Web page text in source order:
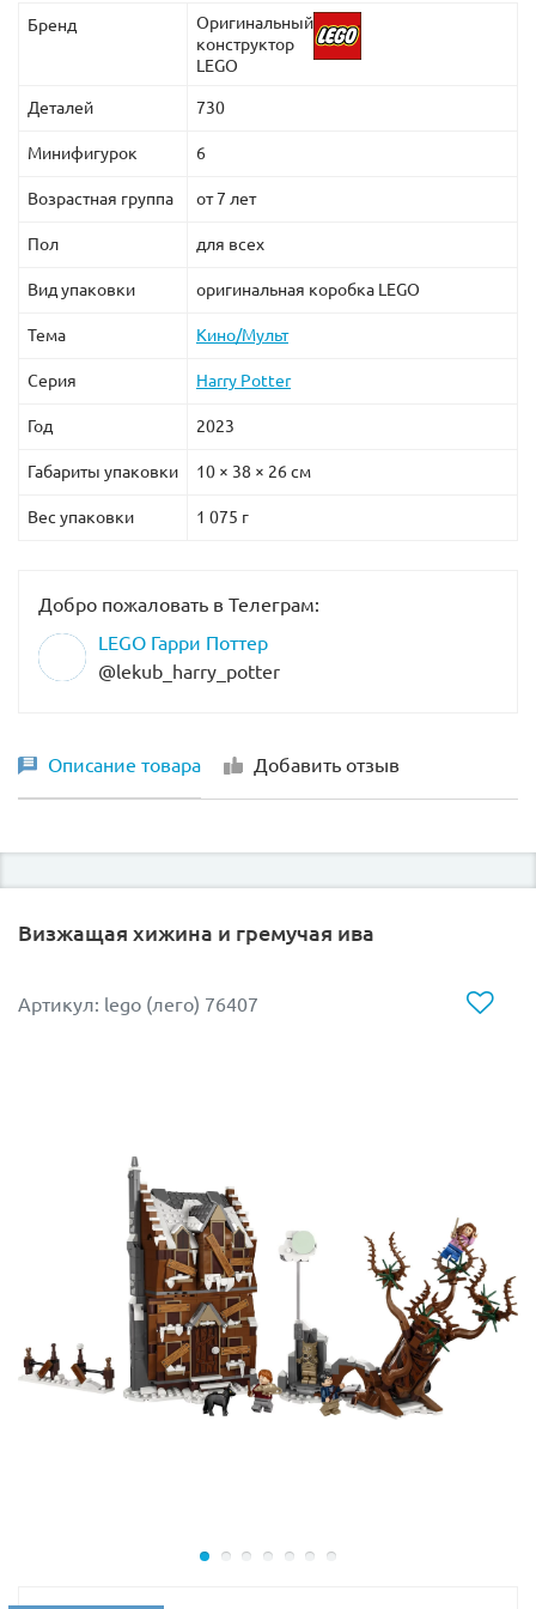
Флер Делакур;
Седрик Диггори;
Альбус Дамблдор;
следующие размеры в длину, высоту и ширину:
35х34х18 см.
Бренд
Оригинальный
конструктор
LEGO
Деталей 730
Минифигурок 6
Возрастная группа от 7 лет
Пол для всех
Вид упаковки оригинальная коробка LEGO
Тема Кино/Мульт
Серия Harry Potter
Год 2023
Габариты упаковки 10 × 38 × 26 см
Вес упаковки 1 075 г
Добро пожаловать в Телеграм:
LEGO Гарри Поттер
@lekub_harry_potter
Описание товара Добавить отзыв
Визжащая хижина и гремучая ива
Артикул: lego (лего) 76407